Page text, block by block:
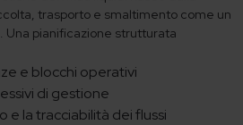
trasporto e smaltimento come un
pianificazione strutturata
e blocchi operativi
di gestione
e la tracciabilità dei flussi